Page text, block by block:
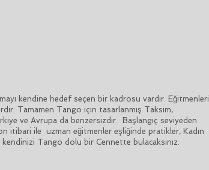
kendine hedef seçen bir kadrosu vardır. Eğitmenleri
Tamamen Tango için tasarlanmış Taksim,
ve Avrupa da benzersizdir. Başlangıç seviyeden
itibari ile uzman eğitmenler eşliğinde pratikler, Kadın
Tango dolu bir Cennette bulacaksınız.